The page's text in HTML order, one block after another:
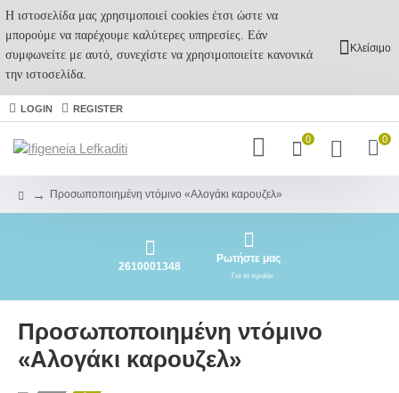
Η ιστοσελίδα μας χρησιμοποιεί cookies έτσι ώστε να
μπορούμε να παρέχουμε καλύτερες υπηρεσίες. Εάν
συμφωνείτε με αυτό, συνεχίστε να χρησιμοποιείτε κανονικά
την ιστοσελίδα.
Κλείσιμο
LOGIN REGISTER
0 0
Προσωποποιημένη ντόμινο «Αλογάκι καρουζελ»
2610001348
Ρωτήστε μας
Για το προϊόν
Προσωποποιημένη ντόμινο
«Αλογάκι καρουζελ»